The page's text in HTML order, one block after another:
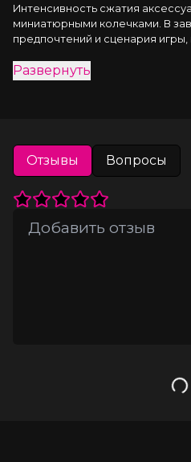
Интенсивность сжатия
миниатюрными колечками. В
предпочтений и сценария
натурального шелка, в
● Ручная работа.
● Надежная
● Не требуют специального
Развернуть
Отзывы Вопросы